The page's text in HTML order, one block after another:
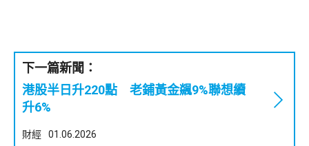
下一篇新聞：
港股半日升220點 老鋪黃金飊9%聯想續
升6%
財經 01.06.2026